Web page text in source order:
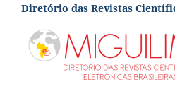
Diretório das Revistas